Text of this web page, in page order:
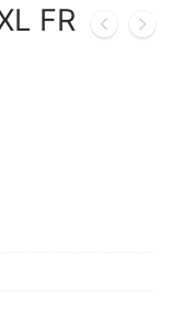
FR